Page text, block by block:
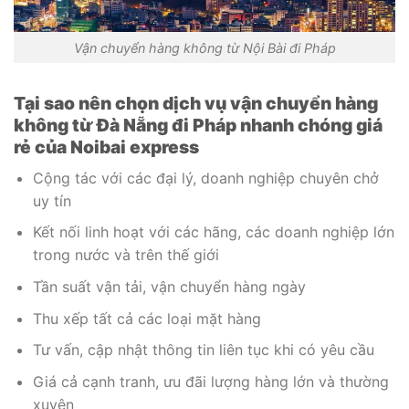
Vận chuyển hàng không từ Nội Bài đi Pháp
Tại sao nên chọn dịch vụ vận chuyển hàng
không từ Đà Nẵng đi Pháp nhanh chóng giá
rẻ của Noibai express
Cộng tác với các đại lý, doanh nghiệp chuyên chở
uy tín
Kết nối linh hoạt với các hãng, các doanh nghiệp lớn
trong nước và trên thế giới
Tần suất vận tải, vận chuyển hàng ngày
Thu xếp tất cả các loại mặt hàng
Tư vấn, cập nhật thông tin liên tục khi có yêu cầu
Giá cả cạnh tranh, ưu đãi lượng hàng lớn và thường
xuyên